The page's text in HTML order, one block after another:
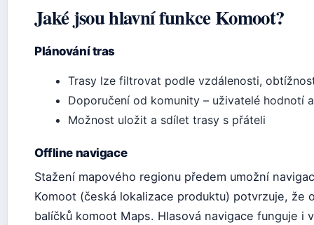
Jaké jsou hlavní funkce Komoot?
Plánování tras
Trasy lze filtrovat podle vzdálenosti,
Doporučení od komunity – uživatelé hodnotí
Možnost uložit a sdílet trasy s přáteli
Offline navigace
Stažení mapového regionu předem umožní
Komoot (česká lokalizace produktu) potvrzuje, že
balíčků komoot Maps. Hlasová navigace funguje i